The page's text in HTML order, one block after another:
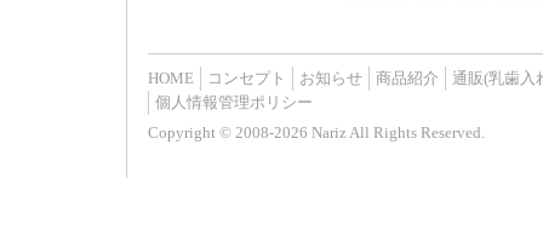
HOME コンセプト お知らせ 商品紹介
通販(乳歯入
個人情報管理ポリシー
Copyright © 2008-2026 Nariz All Rights Reserved.